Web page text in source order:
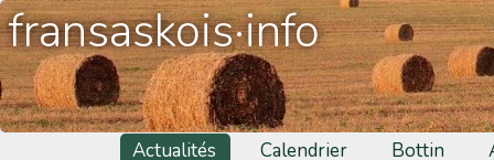
fransaskois·info
Actualités Calendrier Bottin